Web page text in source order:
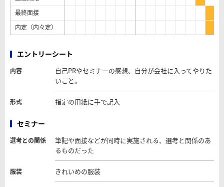
最終面接
内定（内々定）
エントリーシート
内容
自己PRやセミナーの感想、自分が会社に入ってやりた
いこと。
形式 指定の用紙に手で記入
セミナー
選考との関係
筆記や面接などが同時に実施される、選考と関係のあ
るものだった
服装 きれいめの服装